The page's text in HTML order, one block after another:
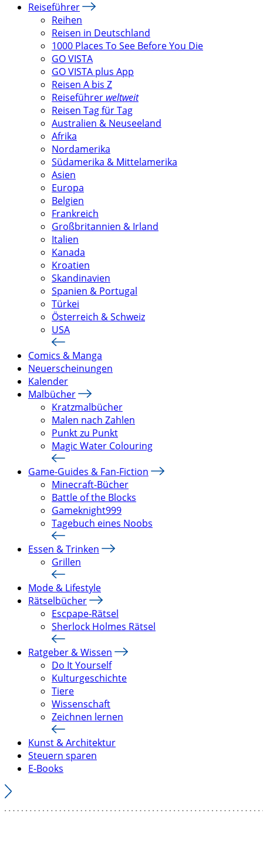
Reiseführer
Reihen
Reisen in Deutschland
1000 Places To See Before You Die
GO VISTA
GO VISTA plus App
Reisen A bis Z
Reiseführer weltweit
Reisen Tag für Tag
Australien & Neuseeland
Afrika
Nordamerika
Südamerika & Mittelamerika
Asien
Europa
Belgien
Frankreich
Großbritannien & Irland
Italien
Kanada
Kroatien
Skandinavien
Spanien & Portugal
Türkei
Österreich & Schweiz
USA
Comics & Manga
Neuerscheinungen
Kalender
Malbücher
Kratzmalbücher
Malen nach Zahlen
Punkt zu Punkt
Magic Water Colouring
Game-Guides & Fan-Fiction
Minecraft-Bücher
Battle of the Blocks
Gameknight999
Tagebuch eines Noobs
Essen & Trinken
Grillen
Mode & Lifestyle
Rätselbücher
Escpape-Rätsel
Sherlock Holmes Rätsel
Ratgeber & Wissen
Do It Yourself
Kulturgeschichte
Tiere
Wissenschaft
Zeichnen lernen
Kunst & Architektur
Steuern sparen
E-Books